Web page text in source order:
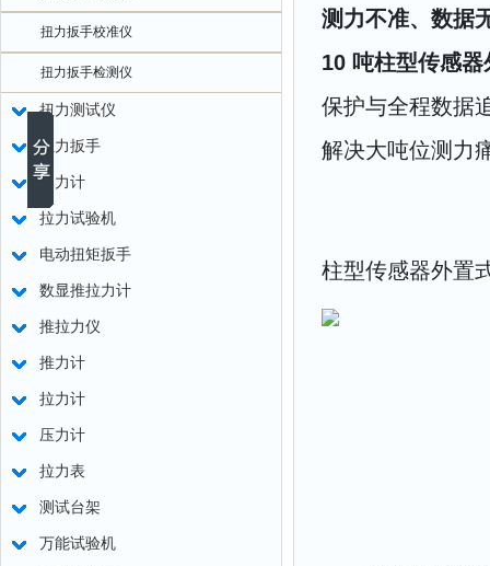
扭力扳手校准仪
扭力扳手检测仪
扭力测试仪
扭力扳手
测力计
拉力试验机
电动扭矩扳手
数显推拉力计
推拉力仪
推力计
拉力计
压力计
拉力表
测试台架
万能试验机
测力不准、数据
10 吨柱型传感器
保护与全程数据
解决大吨位测力
柱型传感器外置